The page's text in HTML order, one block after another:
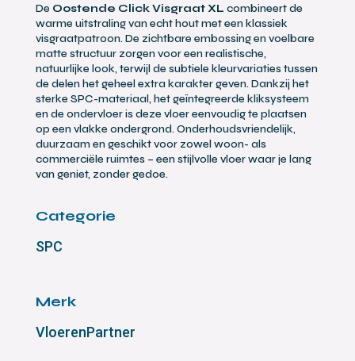
De Oostende Click Visgraat XL combineert de
warme uitstraling van echt hout met een klassiek
visgraatpatroon. De zichtbare embossing en voelbare
matte structuur zorgen voor een realistische,
natuurlijke look, terwijl de subtiele kleurvariaties tussen
de delen het geheel extra karakter geven. Dankzij het
sterke SPC-materiaal, het geïntegreerde kliksysteem
en de ondervloer is deze vloer eenvoudig te plaatsen
op een vlakke ondergrond. Onderhoudsvriendelijk,
duurzaam en geschikt voor zowel woon- als
commerciële ruimtes – een stijlvolle vloer waar je lang
van geniet, zonder gedoe.
Categorie
SPC
Merk
VloerenPartner